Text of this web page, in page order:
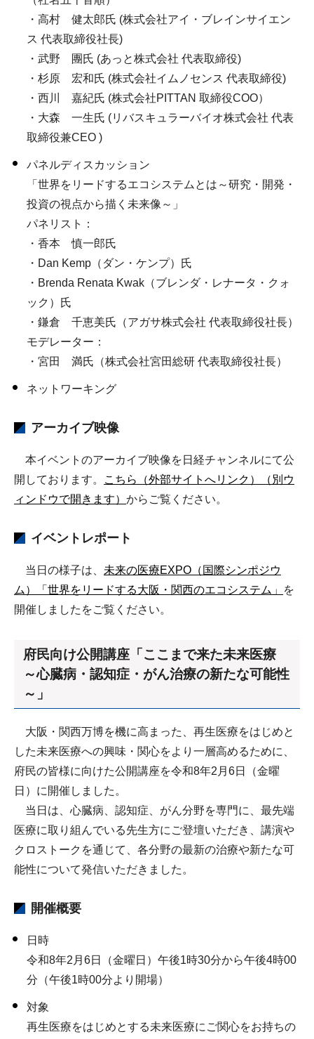
・高村 健太郎氏 (株式会社アイ・ブレインサイエン
ス 代表取締役社長)
・武野 團氏 (あっと株式会社 代表取締役)
・杉原 宏和氏 (株式会社イムノセンス 代表取締役)
・西川 嘉紀氏 (株式会社PITTAN 取締役COO）
・大森 一生氏 (リバスキュラーバイオ株式会社 代表
取締役兼CEO )
パネルディスカッション
「世界をリードするエコシステムとは～研究・開発・
投資の視点から描く未来像～」
パネリスト：
・香本 慎一郎氏
・Dan Kemp（ダン・ケンプ）氏
・Brenda Renata Kwak（ブレンダ・レナータ・クォ
ック）氏
・鎌倉 千恵美氏（アガサ株式会社 代表取締役社長）
モデレーター：
・宮田 満氏（株式会社宮田総研 代表取締役社長）
ネットワーキング
アーカイブ映像
本イベントのアーカイブ映像を日経チャンネルにて公
開しております。
こちら（外部サイトへリンク）（別ウ
ィンドウで開きます） からご覧ください。
イベントレポート
当日の様子は、 未来の医療EXPO（国際シンポジウ
ム）「世界をリードする大阪・関西のエコシステム」
を
開催しましたをご覧ください。
府民向け公開講座「ここまで来た未来医療
～心臓病・認知症・がん治療の新たな可能性
～」
大阪・関西万博を機に高まった、再生医療をはじめと
した未来医療への興味・関心をより一層高めるために、
府民の皆様に向けた公開講座を令和8年2月6日（金曜
日）に開催しました。
当日は、心臓病、認知症、がん分野を専門に、最先端
医療に取り組んでいる先生方にご登壇いただき、講演や
クロストークを通じて、各分野の最新の治療や新たな可
能性について発信いただきました。
開催概要
日時
令和8年2月6日（金曜日）午後1時30分から午後4時00
分（午後1時00分より開場）
対象
再生医療をはじめとする未来医療にご関心をお持ちの